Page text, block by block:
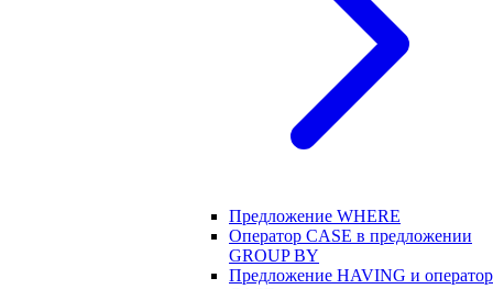
Предложение WHERE
Оператор CASE в предложении
GROUP BY
Предложение HAVING и оператор